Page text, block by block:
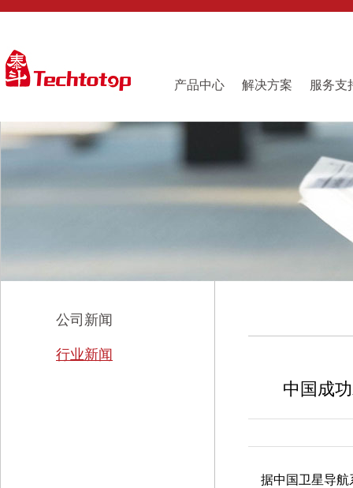
产品中心 解决方案 服务支
公司新闻
行业新闻
中国成
据中国卫星导航